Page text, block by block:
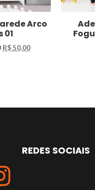
Arco
01
R$50,00
REDES SOCIAIS